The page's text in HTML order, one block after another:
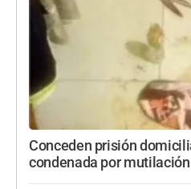
Conceden prisión
condenada por